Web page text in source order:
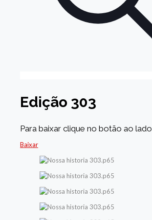
Edição 303
Para baixar clique no botão ao lado
Baixar